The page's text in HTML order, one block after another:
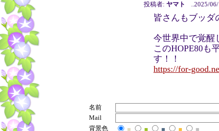
投稿者: ヤマト ..2025/06/
皆さんもブッダ
今世界中で覚醒
このHOPE80も
す！！
https://for-
名前
Mail
背景色
■ ■ ■ ■
■